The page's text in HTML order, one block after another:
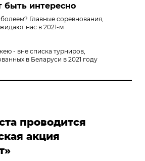
интересно
Главные соревнования,
нас в 2021-м
- вне списка турниров,
в Беларуси в 2021 году
проводится
акция